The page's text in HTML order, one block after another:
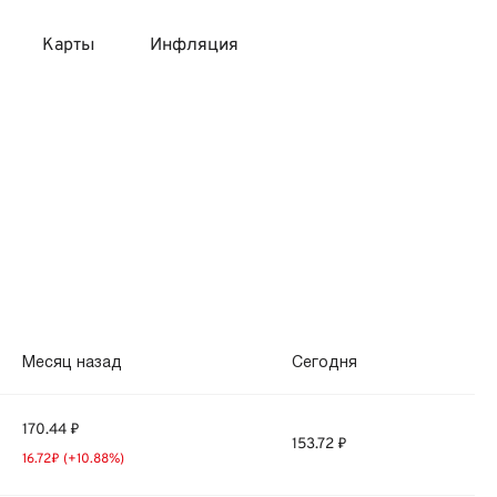
Карты Инфляция
Месяц назад Сегодня
170.44 ₽
16.72₽ (+10.88%)
153.72 ₽